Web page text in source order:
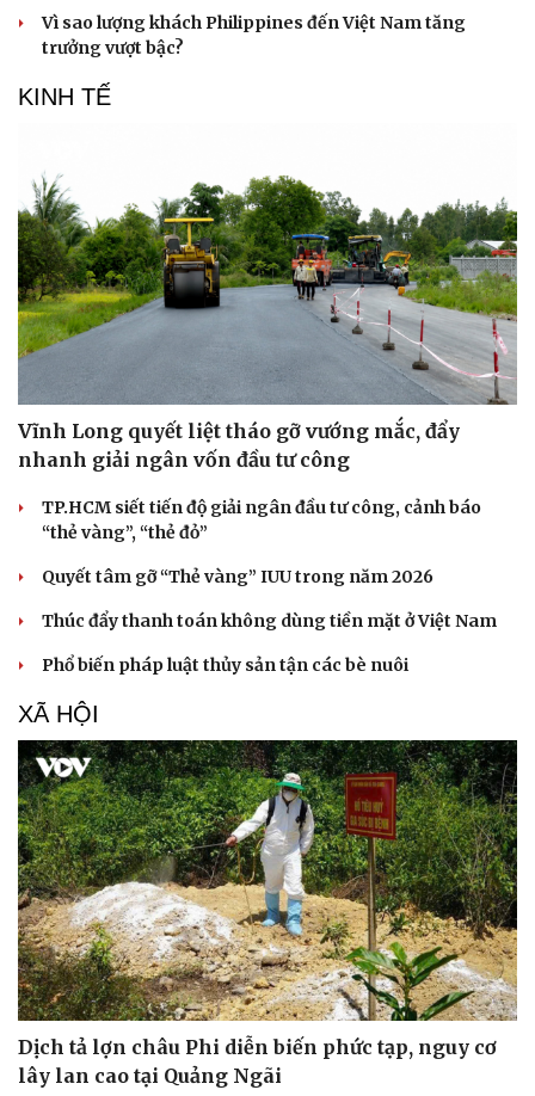
Du lịch
Tư vấn
Săn Tour
check-in
Podcast
Câu chuyện thời sự
Đọc truyện đêm khuya
Cửa sổ tình yêu
Kể chuyện cho bé
Vì sao lượng khách Philippines đến Việt Nam tăng
trưởng vượt bậc?
KINH TẾ
Vĩnh Long quyết liệt tháo gỡ vướng mắc, đẩy
nhanh giải ngân vốn đầu tư công
TP.HCM siết tiến độ giải ngân đầu tư công, cảnh báo
“thẻ vàng”, “thẻ đỏ”
Quyết tâm gỡ “Thẻ vàng” IUU trong năm 2026
Thúc đẩy thanh toán không dùng tiền mặt ở Việt Nam
Phổ biến pháp luật thủy sản tận các bè nuôi
XÃ HỘI
Dịch tả lợn châu Phi diễn biến phức tạp, nguy cơ
lây lan cao tại Quảng Ngãi